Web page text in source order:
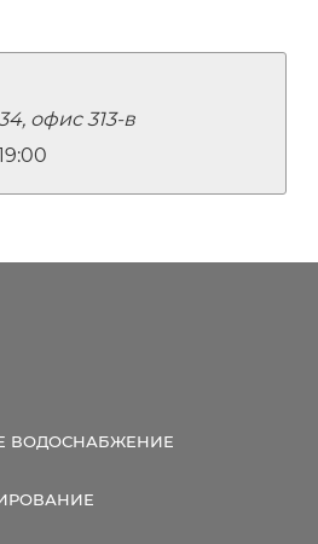
офис 313-в
ВОДОСНАБЖЕНИЕ